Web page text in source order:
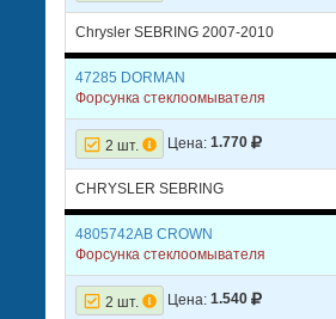
Chrysler SEBRING 2007-2010
47285 DORMAN
Форсунка стеклоомывателя
2 шт. Цена: 1.770
CHRYSLER SEBRING
4805742AB CROWN
Форсунка стеклоомывателя
2 шт. Цена: 1.540